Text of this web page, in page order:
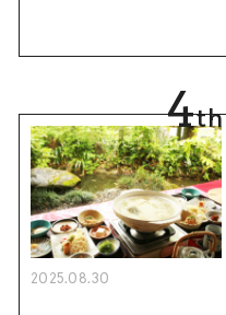
買えない限定品、女性
4th
2025.08.30